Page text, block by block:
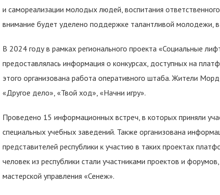
и самореализации молодых людей, воспитания
внимание будет уделено поддержке талантливой молодежи,
В 2024 году в рамках регионального проекта «Социальные
предоставлялась информация о конкурсах, доступных на
этого организована работа оперативного штаба. Жители
«Другое дело», «Твой ход», «Начни игру».
Проведено 15 информационных встреч, в которых приняли
специальных учебных заведений. Также организована
представителей республики к участию в таких проектах
человек из республики стали участниками проектов и
мастерской управления «Сенеж».